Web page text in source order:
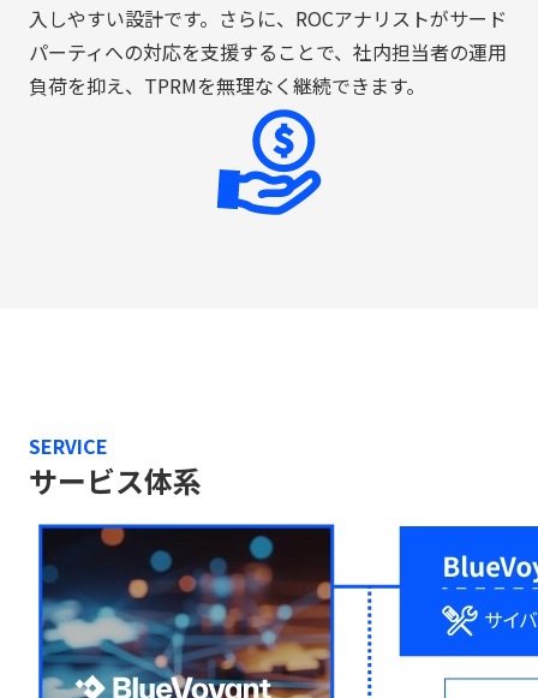
入しやすい設計です。さらに、ROCアナリストがサード
パーティへの対応を支援することで、社内担当者の運用
負荷を抑え、TPRMを無理なく継続できます。
SERVICE
サービス体系